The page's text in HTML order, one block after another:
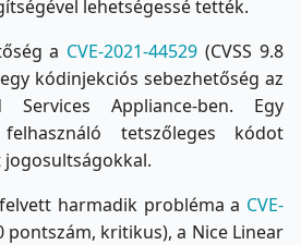
lehetségessé tették.
a CVE-2021-44529 (CVSS 9.8
kódinjekciós sebezhetőség az
Appliance-ben. Egy
tetszőleges kódot
harmadik probléma a CVE-
pontszám, kritikus), a Nice Linear